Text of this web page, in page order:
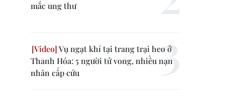
mắc ung thư
Vụ ngạt khí tại trang trại heo ở
Thanh Hóa: 5 người tử vong, nhiều nạn
nhân cấp cứu